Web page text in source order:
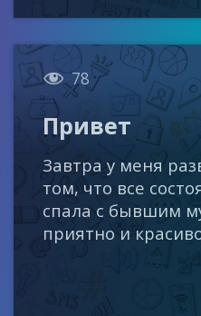
 78
Привет
Завтра у меня
том, что все
спала с бывшим
приятно и